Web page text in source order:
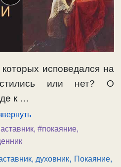
исповедался на
или нет? О
к …
, #покаяние,
духовник, Покаяние,